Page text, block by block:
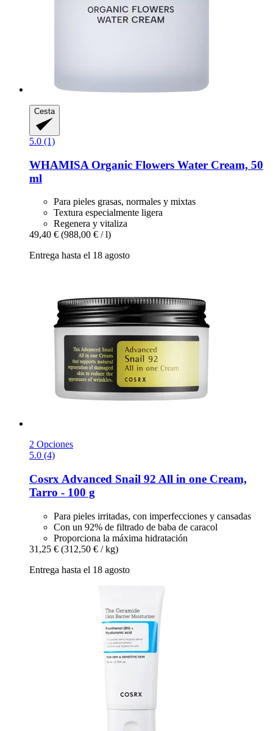
Cesta
5.0 (1)
WHAMISA Organic Flowers Water Cream, 50
ml
Para pieles grasas, normales y mixtas
Textura especialmente ligera
Regenera y vitaliza
49,40 € (988,00 € / l)
Entrega hasta el 18 agosto
2 Opciones
5.0 (4)
Cosrx Advanced Snail 92 All in one Cream,
Tarro -​ 100 g
Para pieles irritadas, con imperfecciones y cansadas
Con un 92% de filtrado de baba de caracol
Proporciona la máxima hidratación
31,25 € (312,50 € / kg)
Entrega hasta el 18 agosto